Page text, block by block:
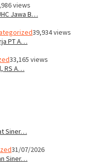
views
Jawa B…
39,934 views
PT A…
33,165 views
RS A…
Siner…
31/07/2026
Siner…